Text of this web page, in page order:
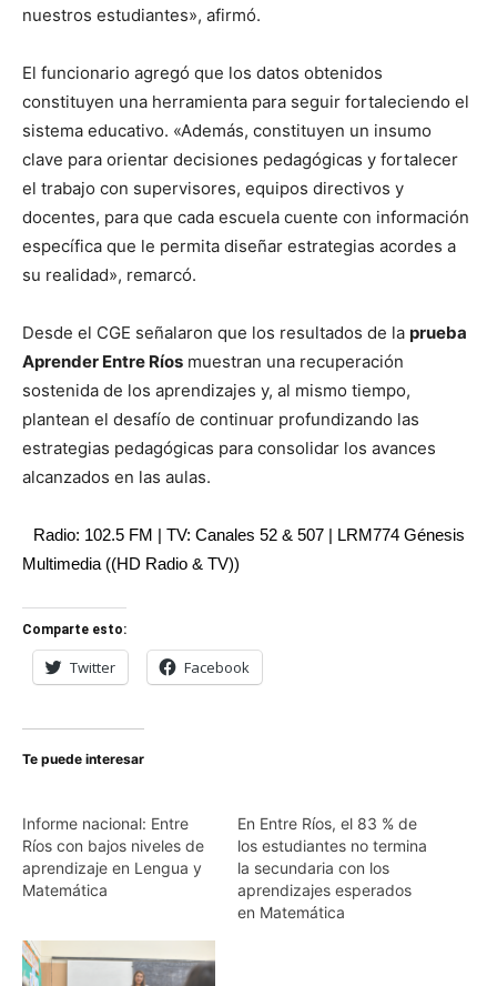
nuestros estudiantes», afirmó.
El funcionario agregó que los datos obtenidos
constituyen una herramienta para seguir fortaleciendo el
sistema educativo. «Además, constituyen un insumo
clave para orientar decisiones pedagógicas y fortalecer
el trabajo con supervisores, equipos directivos y
docentes, para que cada escuela cuente con información
específica que le permita diseñar estrategias acordes a
su realidad», remarcó.
Desde el CGE señalaron que los resultados de la prueba
Aprender Entre Ríos muestran una recuperación
sostenida de los aprendizajes y, al mismo tiempo,
plantean el desafío de continuar profundizando las
estrategias pedagógicas para consolidar los avances
alcanzados en las aulas.
Radio: 102.5 FM | TV: Canales 52 & 507 | LRM774 Génesis
Multimedia ((HD Radio & TV))
Comparte esto:
Twitter Facebook
Te puede interesar
Informe nacional: Entre
Ríos con bajos niveles de
aprendizaje en Lengua y
Matemática
En Entre Ríos, el 83 % de
los estudiantes no termina
la secundaria con los
aprendizajes esperados
en Matemática